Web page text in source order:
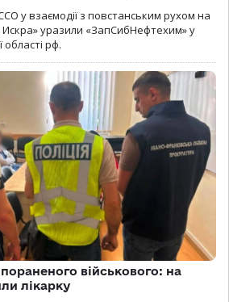
у взаємодії з повстанським рухом на
Искра» уразили «ЗапСибНефтехим» у
рф.
військового: на
лікарку